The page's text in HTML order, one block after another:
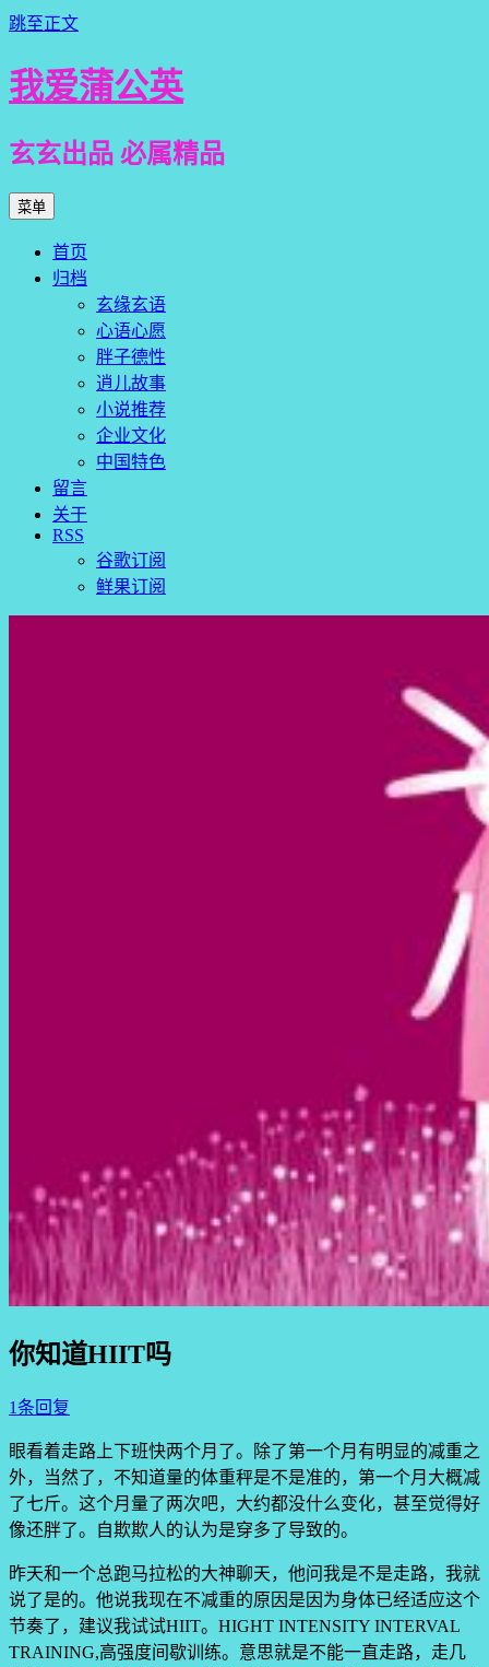
跳至正文
我爱蒲公英
玄玄出品 必属精品
菜单
首页
归档
玄缘玄语
心语心愿
胖子德性
逍儿故事
小说推荐
企业文化
中国特色
留言
关于
RSS
谷歌订阅
鲜果订阅
你知道HIIT吗
1条回复
眼看着走路上下班快两个月了。除了第一个月有明显的减重之
外，当然了，不知道量的体重秤是不是准的，第一个月大概减
了七斤。这个月量了两次吧，大约都没什么变化，甚至觉得好
像还胖了。自欺欺人的认为是穿多了导致的。
昨天和一个总跑马拉松的大神聊天，他问我是不是走路，我就
说了是的。他说我现在不减重的原因是因为身体已经适应这个
节奏了，建议我试试HIIT。HIGHT INTENSITY INTERVAL
TRAINING,高强度间歇训练。意思就是不能一直走路，走几